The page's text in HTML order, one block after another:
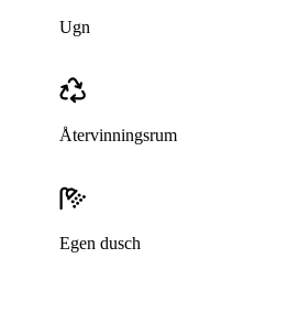
Ugn
Återvinningsrum
Egen dusch